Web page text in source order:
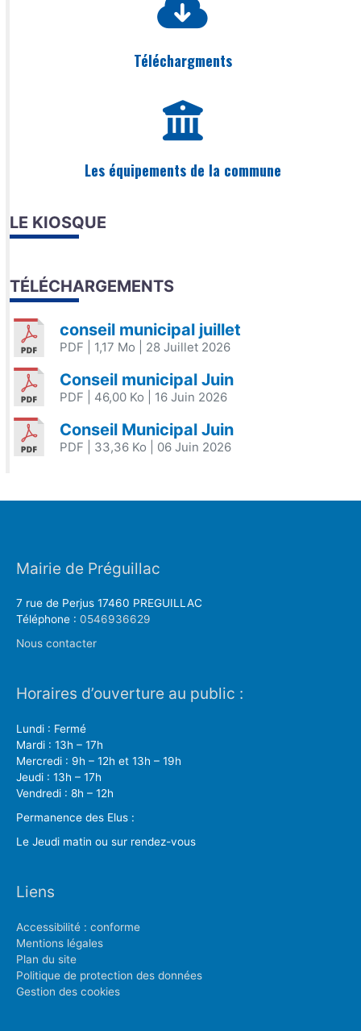
Téléchargments
Les équipements de la commune
LE KIOSQUE
TÉLÉCHARGEMENTS
conseil municipal juillet
PDF | 1,17 Mo | 28 Juillet 2026
Conseil municipal Juin
PDF | 46,00 Ko | 16 Juin 2026
Conseil Municipal Juin
PDF | 33,36 Ko | 06 Juin 2026
Mairie de Préguillac
7 rue de Perjus 17460 PREGUILLAC
Téléphone : 0546936629
Nous contacter
Horaires d’ouverture au public :
Lundi : Fermé
Mardi : 13h – 17h
Mercredi : 9h – 12h et 13h – 19h
Jeudi : 13h – 17h
Vendredi : 8h – 12h
Permanence des Elus :
Le Jeudi matin ou sur rendez-vous
Liens
Accessibilité : conforme
Mentions légales
Plan du site
Politique de protection des données
Gestion des cookies